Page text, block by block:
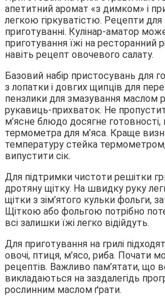
апетитний аромат «з димком» і
легкою гіркуватістю. Рецепти для
приготуванні. Кулінар-аматор
приготування їжі на ресторанний
навіть рецепт овочевого салату.
Базовий набір пристосувань для
з лопатки і довгих щипців для
пензлики для змазування маслом
рукавиць-прихваток. Не
м’ясне блюдо досягне
термометра для м’яса. Краще
температуру стейка
випустити сік.
Для підтримки чистоти решітки
дротяну щітку. На швидку руку
щітки з зім’ятого кульки фольги,
Щіткою або фольгою потрібно
всі залишки їжі легко відійдуть.
Для приготування на грилі
овочі, птиця, м’ясо, риба. Почати
рецептів. Важливо пам’ятати, що
викладаються на заздалегідь
рослинним маслом ґрати.